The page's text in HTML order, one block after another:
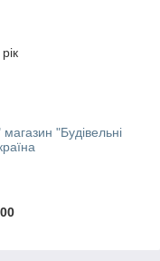
"Будівельні